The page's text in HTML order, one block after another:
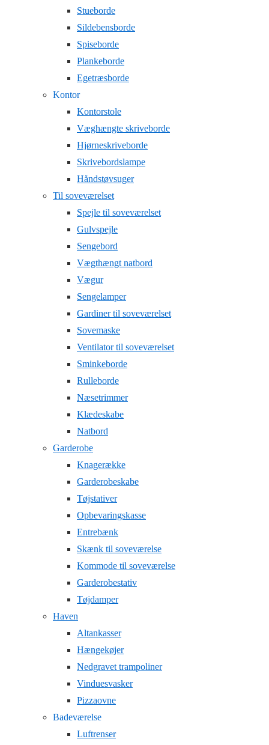
Stueborde
Sildebensborde
Spiseborde
Plankeborde
Egetræsborde
Kontor
Kontorstole
Væghængte skriveborde
Hjørneskriveborde
Skrivebordslampe
Håndstøvsuger
Til soveværelset
Spejle til soveværelset
Gulvspejle
Sengebord
Vægthængt natbord
Vægur
Sengelamper
Gardiner til soveværelset
Sovemaske
Ventilator til soveværelset
Sminkeborde
Rulleborde
Næsetrimmer
Klædeskabe
Natbord
Garderobe
Knagerække
Garderobeskabe
Tøjstativer
Opbevaringskasse
Entrebænk
Skænk til soveværelse
Kommode til soveværelse
Garderobestativ
Tøjdamper
Haven
Altankasser
Hængekøjer
Nedgravet trampoliner
Vinduesvasker
Pizzaovne
Badeværelse
Luftrenser